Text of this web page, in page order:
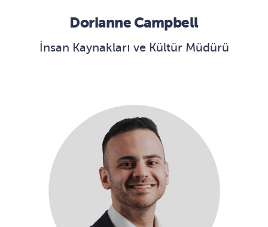
Dorianne Campbell
İnsan Kaynakları ve Kültür Müdürü